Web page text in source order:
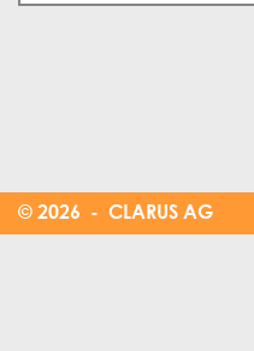
© 2026 - CLARUS AG